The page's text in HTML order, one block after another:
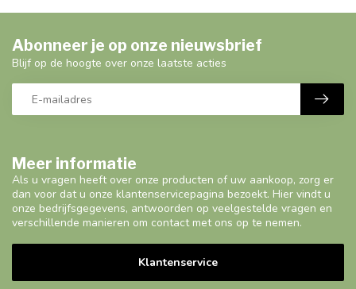
Meer informatie
Als u vragen heeft over onze producten of uw aankoop, zorg er
dan voor dat u onze klantenservicepagina bezoekt. Hier vindt u
onze bedrijfsgegevens, antwoorden op veelgestelde vragen en
verschillende manieren om contact met ons op te nemen.
Klantenservice
Abonneer je op onze nieuwsbrief
Blijf op de hoogte over onze laatste acties